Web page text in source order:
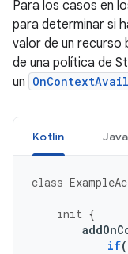
Para los casos en
para determinar si
valor de un recurso
de una política de
un
Kotlin Java
class
init {
if(